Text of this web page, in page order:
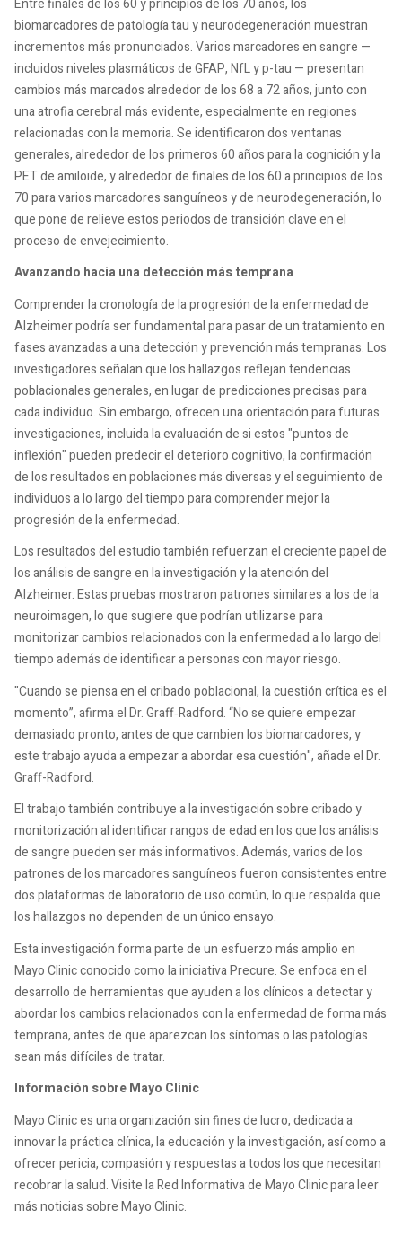
Entre finales de los 60 y principios de los 70 años, los
biomarcadores de patología tau y neurodegeneración muestran
incrementos más pronunciados. Varios marcadores en sangre —
incluidos niveles plasmáticos de GFAP, NfL y p-tau — presentan
cambios más marcados alrededor de los 68 a 72 años, junto con
una atrofia cerebral más evidente, especialmente en regiones
relacionadas con la memoria. Se identificaron dos ventanas
generales, alrededor de los primeros 60 años para la cognición y la
PET de amiloide, y alrededor de finales de los 60 a principios de los
70 para varios marcadores sanguíneos y de neurodegeneración, lo
que pone de relieve estos periodos de transición clave en el
proceso de envejecimiento.
Avanzando hacia una detección más temprana
Comprender la cronología de la progresión de la enfermedad de
Alzheimer podría ser fundamental para pasar de un tratamiento en
fases avanzadas a una detección y prevención más tempranas. Los
investigadores señalan que los hallazgos reflejan tendencias
poblacionales generales, en lugar de predicciones precisas para
cada individuo. Sin embargo, ofrecen una orientación para futuras
investigaciones, incluida la evaluación de si estos "puntos de
inflexión" pueden predecir el deterioro cognitivo, la confirmación
de los resultados en poblaciones más diversas y el seguimiento de
individuos a lo largo del tiempo para comprender mejor la
progresión de la enfermedad.
Los resultados del estudio también refuerzan el creciente papel de
los análisis de sangre en la investigación y la atención del
Alzheimer. Estas pruebas mostraron patrones similares a los de la
neuroimagen, lo que sugiere que podrían utilizarse para
monitorizar cambios relacionados con la enfermedad a lo largo del
tiempo además de identificar a personas con mayor riesgo.
"Cuando se piensa en el cribado poblacional, la cuestión crítica es el
momento”, afirma el Dr. Graff‑Radford. “No se quiere empezar
demasiado pronto, antes de que cambien los biomarcadores, y
este trabajo ayuda a empezar a abordar esa cuestión", añade el Dr.
Graff-Radford.
El trabajo también contribuye a la investigación sobre cribado y
monitorización al identificar rangos de edad en los que los análisis
de sangre pueden ser más informativos. Además, varios de los
patrones de los marcadores sanguíneos fueron consistentes entre
dos plataformas de laboratorio de uso común, lo que respalda que
los hallazgos no dependen de un único ensayo.
Esta investigación forma parte de un esfuerzo más amplio en
Mayo Clinic conocido como la iniciativa Precure. Se enfoca en el
desarrollo de herramientas que ayuden a los clínicos a detectar y
abordar los cambios relacionados con la enfermedad de forma más
temprana, antes de que aparezcan los síntomas o las patologías
sean más difíciles de tratar.
Información sobre Mayo Clinic
Mayo Clinic es una organización sin fines de lucro, dedicada a
innovar la práctica clínica, la educación y la investigación, así como a
ofrecer pericia, compasión y respuestas a todos los que necesitan
recobrar la salud. Visite la Red Informativa de Mayo Clinic para leer
más noticias sobre Mayo Clinic.